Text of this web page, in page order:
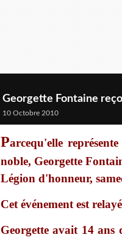
Georgette Fontaine
10 Octobre 2010
Parcequ'elle
noble, Georgette
Légion d'honneur,
Cet événement est
Georgette avait 14 ans